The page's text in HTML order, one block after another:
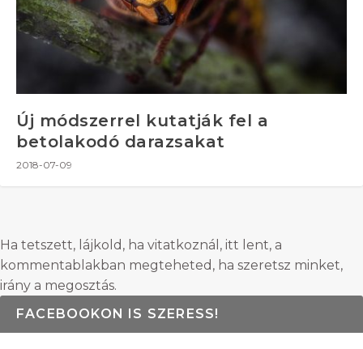
Új módszerrel kutatják fel a
betolakodó darazsakat
2018-07-09
Ha tetszett, lájkold, ha vitatkoznál, itt lent, a
kommentablakban megteheted, ha szeretsz minket,
irány a megosztás.
FACEBOOKON IS SZERESS!